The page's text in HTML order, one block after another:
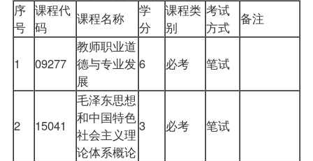
序
号
课程代
码
课程名称
学
分
课程类
别
考试
方式
备注
1 09277
教师职业道
德与专业发
展
6 必考 笔试
2 15041
毛泽东思想
和中国特色
社会主义理
论体系概论
3 必考 笔试